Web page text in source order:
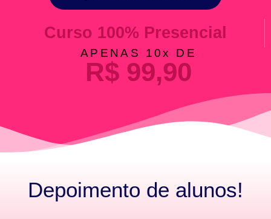
Curso 100% Presencial
APENAS 10x DE
R$ 99,90
Depoimento de alunos!